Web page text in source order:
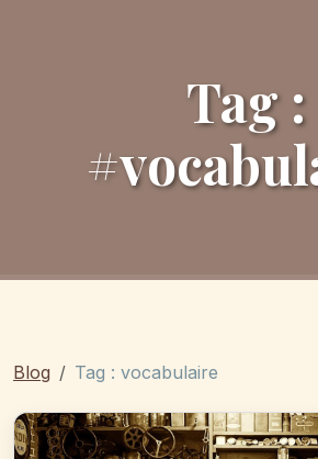
Tag :
Blog Tag : vocabulaire